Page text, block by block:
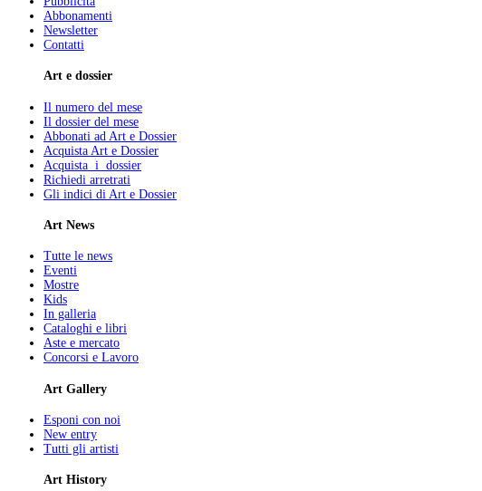
Abbonamenti
Newsletter
Contatti
Art e dossier
Il numero del mese
Il dossier del mese
Abbonati ad Art e Dossier
Acquista Art e Dossier
Acquista i dossier
Richiedi arretrati
Gli indici di Art e Dossier
Art News
Tutte le news
Eventi
Mostre
Kids
In galleria
Cataloghi e libri
Aste e mercato
Concorsi e Lavoro
Art Gallery
Esponi con noi
New entry
Tutti gli artisti
Art History